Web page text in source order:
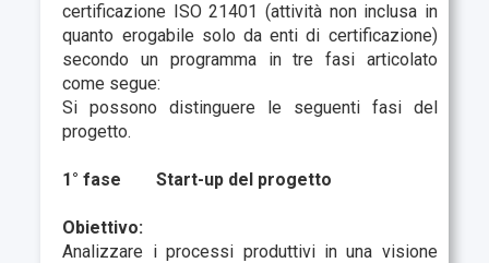
certificazione ISO 21401 (attività non inclusa in
quanto erogabile solo da enti di certificazione)
secondo un programma in tre fasi articolato
come segue:
Si possono distinguere le seguenti fasi del
progetto.
1° fase Start-up del progetto
Obiettivo:
Analizzare i processi produttivi in una visione